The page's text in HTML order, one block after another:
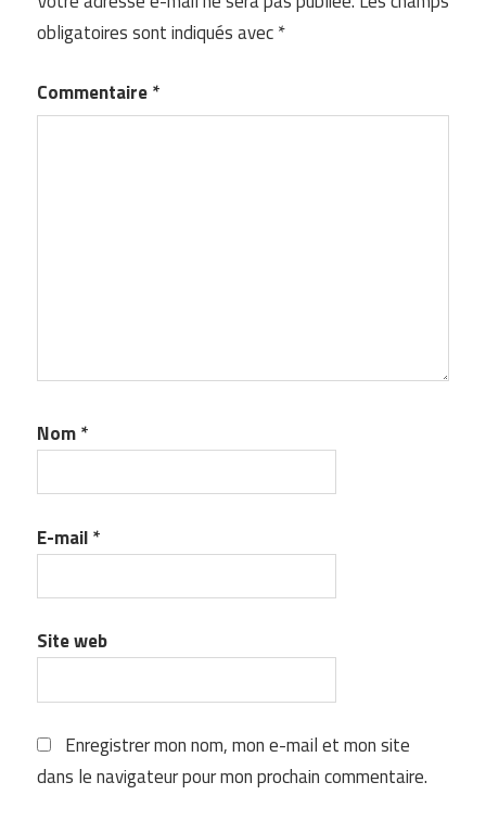
obligatoires sont indiqués avec*
Commentaire*
Nom*
E-mail*
Site web
Enregistrer mon nom, mon e-mail et mon site
dans le navigateur pour mon prochain commentaire.